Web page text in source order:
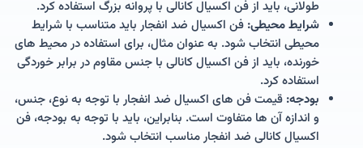
طولانی، باید از فن اکسیال کانالی با پروانه بزرگ استفاده کرد.
شرایط محیطی: فن اکسیال ضد انفجار باید متناسب با شرایط
محیطی انتخاب شود. به عنوان مثال، برای استفاده در محیط های
خورنده، باید از فن اکسیال کانالی با جنس مقاوم در برابر خوردگی
استفاده کرد.
بودجه: قیمت فن های اکسیال ضد انفجار با توجه به نوع، جنس،
و اندازه آن ها متفاوت است. بنابراین، باید با توجه به بودجه، فن
اکسیال کانالی ضد انفجار مناسب انتخاب شود.